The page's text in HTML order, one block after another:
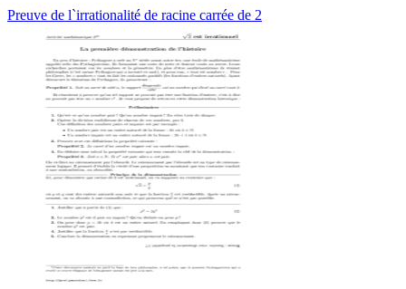
Preuve de l`irrationalité de racine carrée de 2